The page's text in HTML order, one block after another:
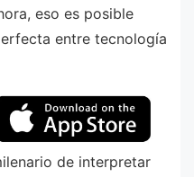
eso es posible
entre tecnología
de interpretar